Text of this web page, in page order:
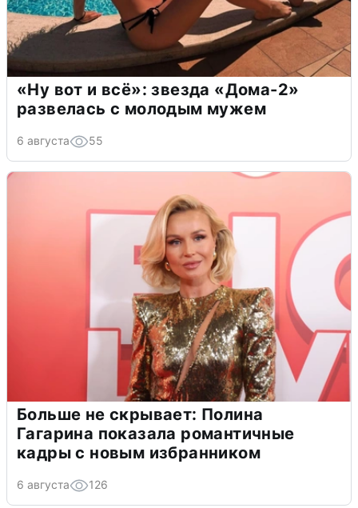
«Ну вот и всё»: звезда «Дома-2»
развелась с молодым мужем
6 августа 55
Больше не скрывает: Полина
Гагарина показала романтичные
кадры с новым избранником
6 августа 126